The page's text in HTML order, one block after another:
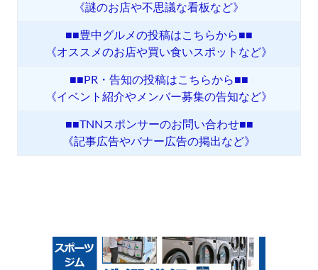
《謎のお店や不思議な看板など》
■■豊中グルメの投稿はこちらから■■
《オススメのお店や買い食いスポットなど》
■■PR・告知の投稿はこちらから■■
《イベント紹介やメンバー募集の告知など》
■■TNNスポンサーのお問い合わせ■■
《記事広告やバナー広告の掲出など》